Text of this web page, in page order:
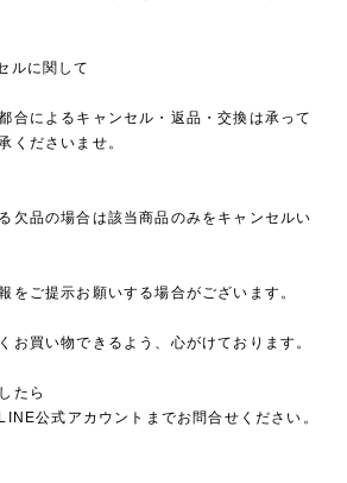
ルに関して
合によるキャンセル・返品・交換は承って
くださいませ。
欠品の場合は該当商品のみをキャンセルい
をご提示お願いする場合がございます。
お買い物できるよう、心がけております。
たら
公式アカウントまでお問合せください。